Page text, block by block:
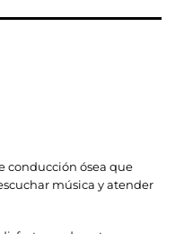
conducción ósea que
música y atender